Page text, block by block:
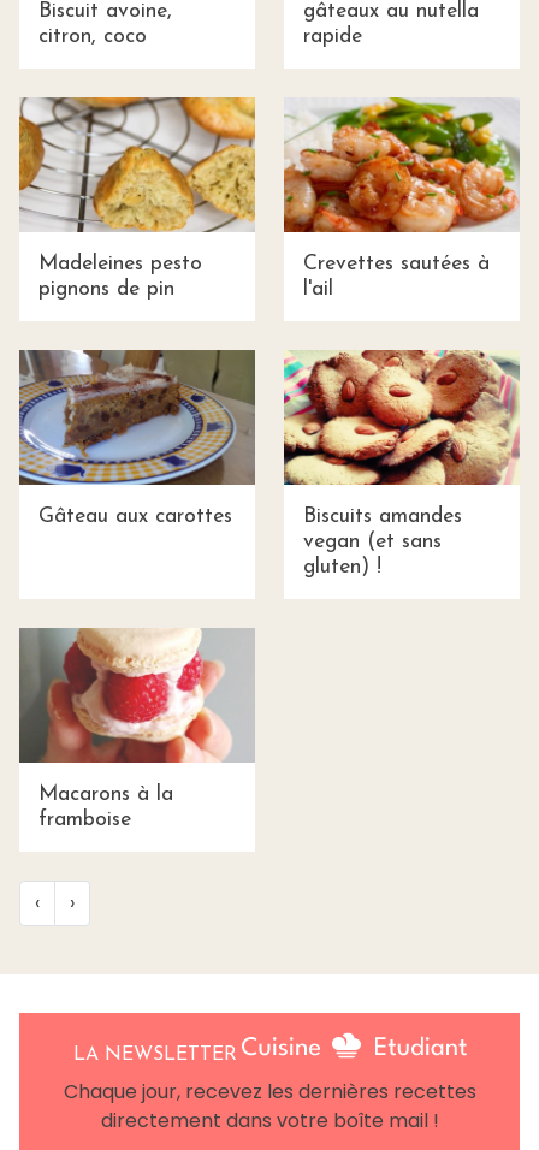
Biscuit avoine,
citron, coco
gâteaux au nutella
rapide
Madeleines pesto
pignons de pin
Crevettes sautées à
l'ail
Gâteau aux carottes
Biscuits amandes
vegan (et sans
gluten) !
Macarons à la
framboise
‹ ›
LA NEWSLETTER
Chaque jour, recevez les dernières recettes
directement dans votre boîte mail !